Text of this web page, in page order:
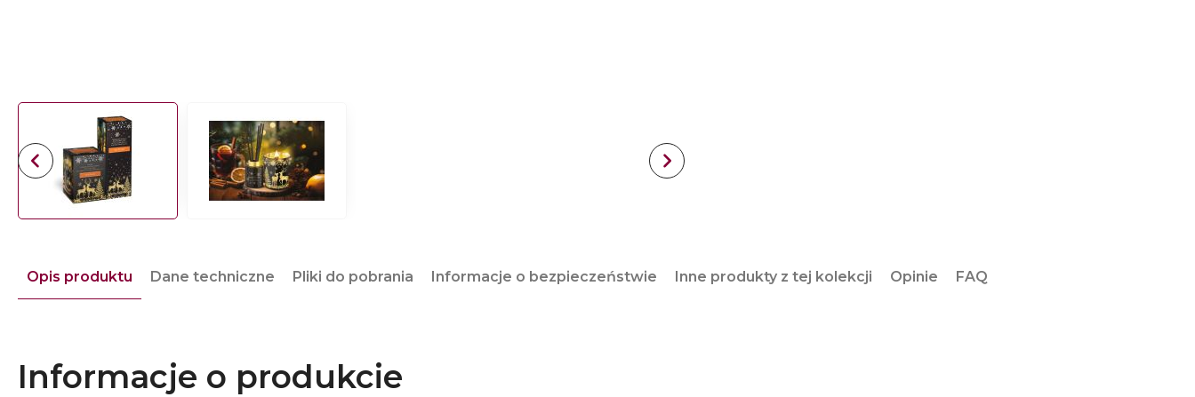
Opis produktu Dane techniczne Pliki do pobrania Informacje o bezpieczeństwie Inne produkty z tej kolekcji Opinie FAQ
Informacje o produkcie